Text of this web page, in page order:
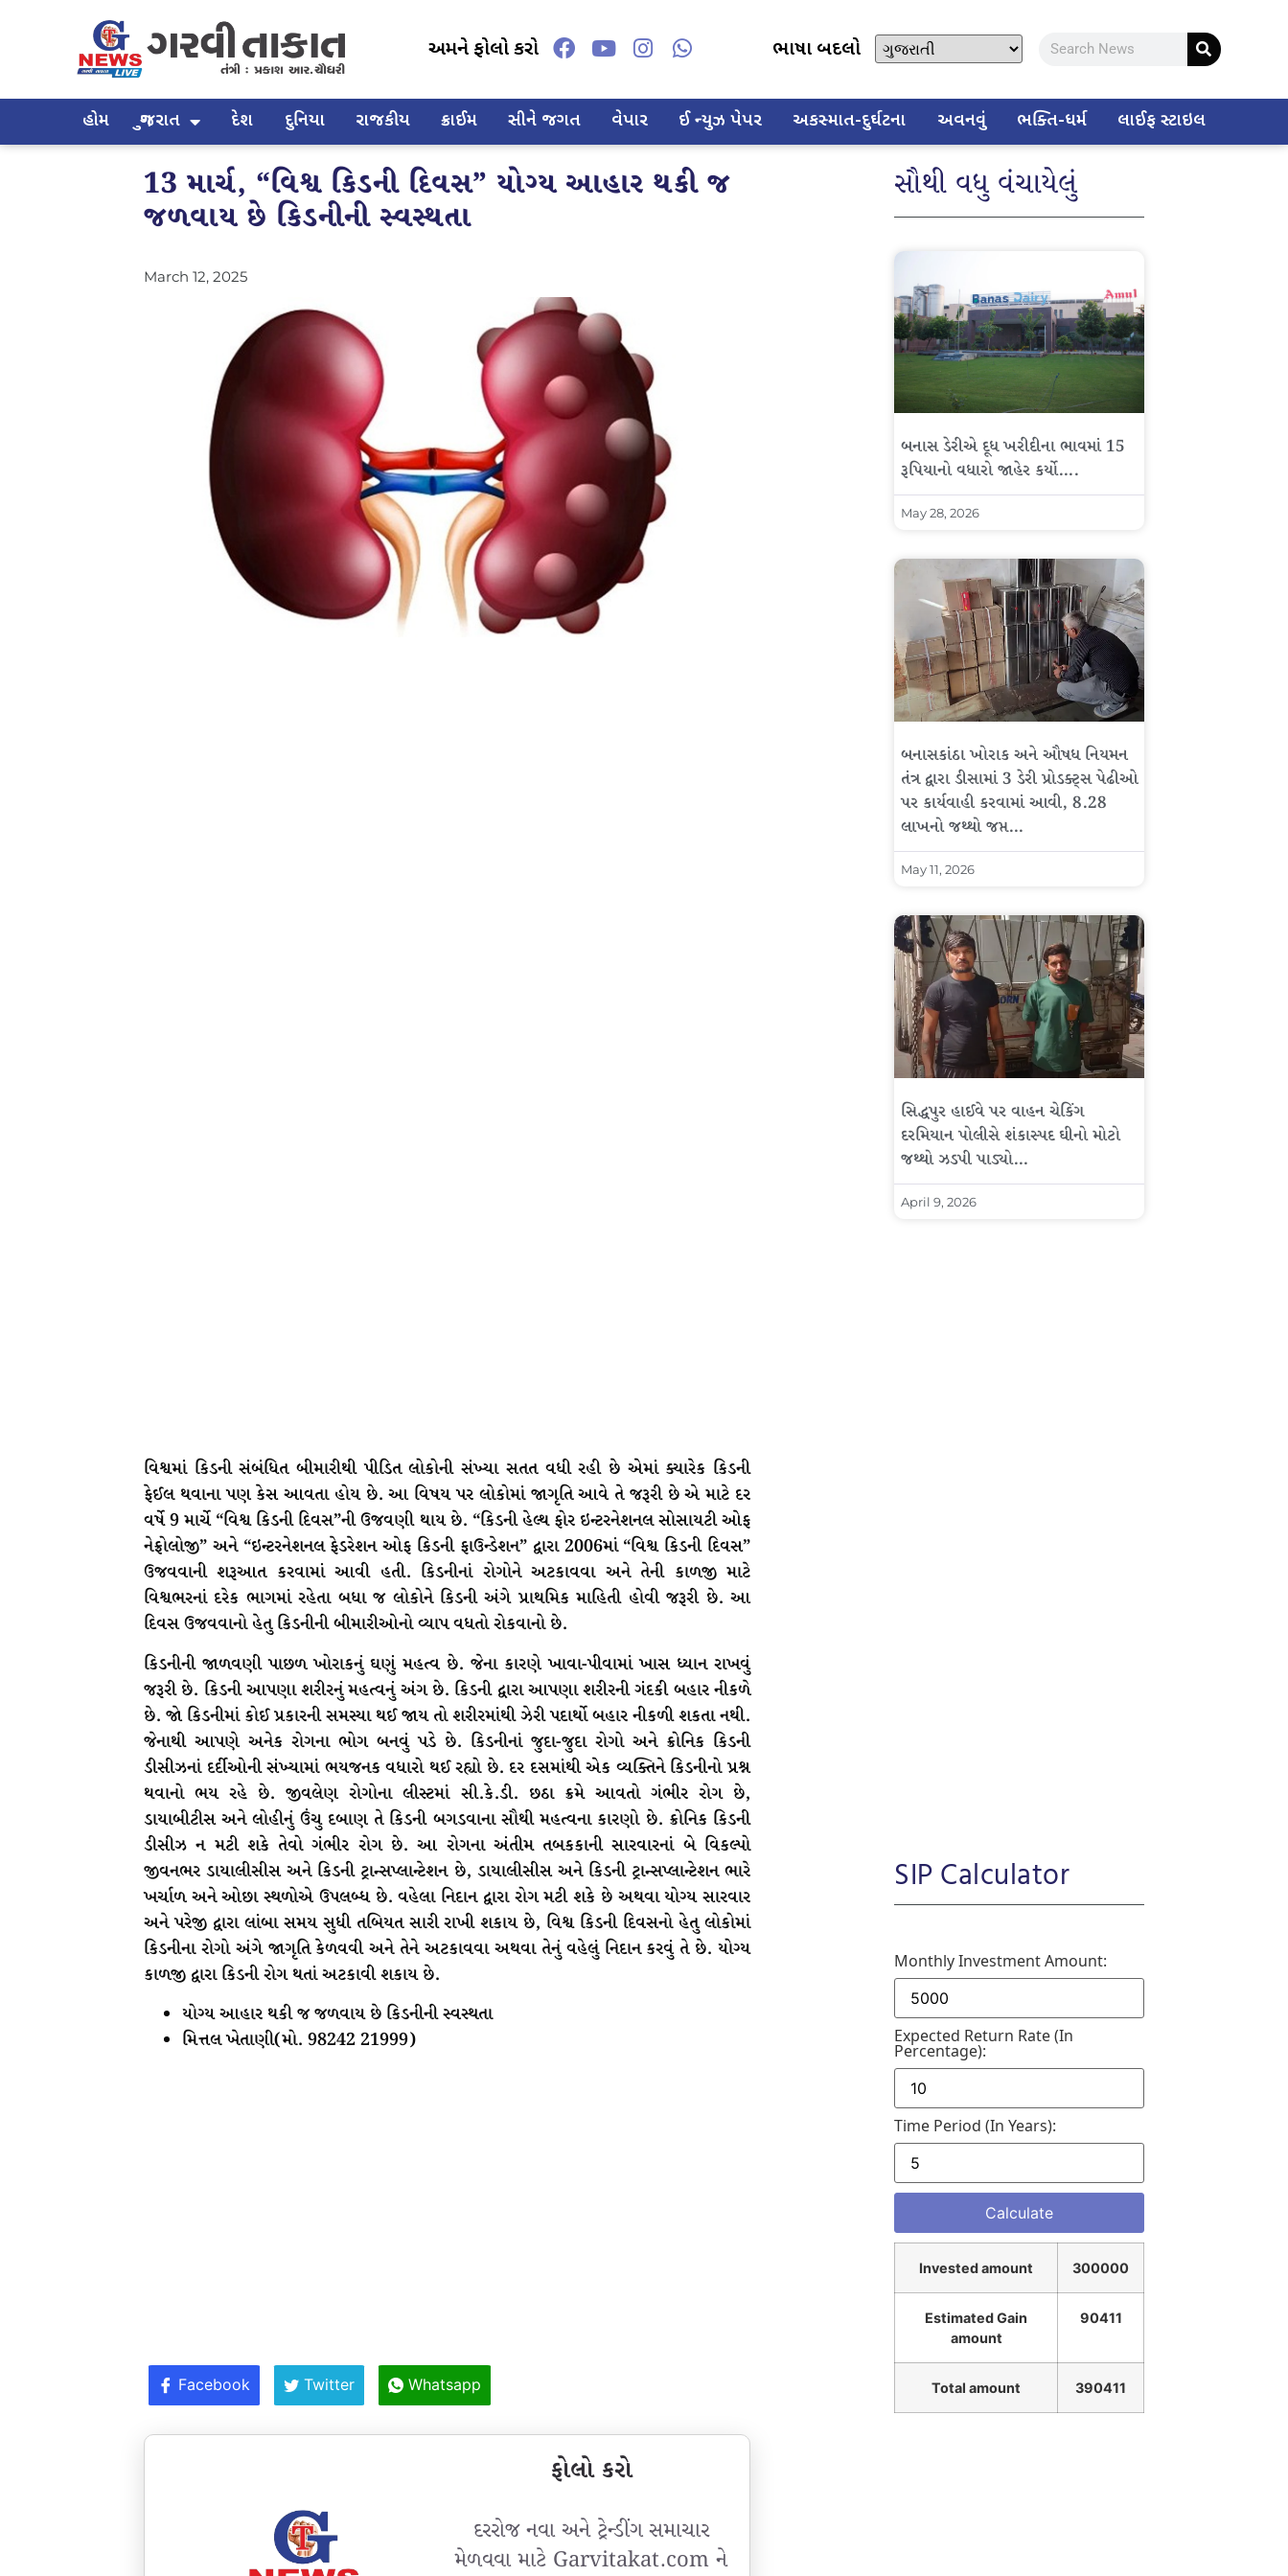
અમને ફોલો કરો ભાષા બદલો
હોમ ગુજરાત દેશ દુનિયા રાજકીય ક્રાઈમ સીને જગત વેપાર ઈ ન્યુઝ પેપર અકસ્માત-દુર્ઘટના અવનવું ભક્તિ-ધર્મ લાઈફ સ્ટાઇલ
13 માર્ચ, “વિશ્વ કિડની દિવસ” યોગ્ય આહાર થકી જ
જળવાય છે કિડનીની સ્વસ્થતા
March 12, 2025
વિશ્વમાં કિડની સંબંધિત બીમારીથી પીડિત લોકોની સંખ્યા સતત વધી રહી છે એમાં ક્યારેક કિડની
ફેઈલ થવાના પણ કેસ આવતા હોય છે. આ વિષય પર લોકોમાં જાગૃતિ આવે તે જરૂરી છે એ માટે દર
વર્ષે 9 માર્ચે “વિશ્વ કિડની દિવસ”ની ઉજવણી થાય છે. “કિડની હેલ્થ ફોર ઇન્ટરનેશનલ સોસાયટી ઓફ
નેફ્રોલોજી” અને “ઇન્ટરનેશનલ ફેડરેશન ઓફ કિડની ફાઉન્ડેશન” દ્વારા 2006માં “વિશ્વ કિડની દિવસ”
ઉજવવાની શરૂઆત કરવામાં આવી હતી. કિડનીનાં રોગોને અટકાવવા અને તેની કાળજી માટે
વિશ્વભરનાં દરેક ભાગમાં રહેતા બધા જ લોકોને કિડની અંગે પ્રાથમિક માહિતી હોવી જરૂરી છે. આ
દિવસ ઉજવવાનો હેતુ કિડનીની બીમારીઓનો વ્યાપ વધતો રોકવાનો છે.
કિડનીની જાળવણી પાછળ ખોરાકનું ઘણું મહત્વ છે. જેના કારણે ખાવા-પીવામાં ખાસ ધ્યાન રાખવું
જરૂરી છે. કિડની આપણા શરીરનું મહત્વનું અંગ છે. કિડની દ્વારા આપણા શરીરની ગંદકી બહાર નીકળે
છે. જો કિડનીમાં કોઈ પ્રકારની સમસ્યા થઈ જાય તો શરીરમાંથી ઝેરી પદાર્થો બહાર નીકળી શકતા નથી.
જેનાથી આપણે અનેક રોગના ભોગ બનવું પડે છે. કિડનીનાં જુદા-જુદા રોગો અને ક્રોનિક કિડની
ડીસીઝનાં દર્દીઓની સંખ્યામાં ભયજનક વધારો થઈ રહ્યો છે. દર દસમાંથી એક વ્યક્તિને કિડનીનો પ્રશ્ન
થવાનો ભય રહે છે. જીવલેણ રોગોના લીસ્ટમાં સી.કે.ડી. છઠા ક્રમે આવતો ગંભીર રોગ છે,
ડાયાબીટીસ અને લોહીનું ઉંચુ દબાણ તે કિડની બગડવાના સૌથી મહત્વના કારણો છે. ક્રોનિક કિડની
ડીસીઝ ન મટી શકે તેવો ગંભીર રોગ છે. આ રોગના અંતીમ તબકકાની સારવારનાં બે વિકલ્પો
જીવનભર ડાયાલીસીસ અને કિડની ટ્રાન્સપ્લાન્ટેશન છે, ડાયાલીસીસ અને કિડની ટ્રાન્સપ્લાન્ટેશન ભારે
ખર્ચાળ અને ઓછા સ્થળોએ ઉપલબ્ધ છે. વહેલા નિદાન દ્વારા રોગ મટી શકે છે અથવા યોગ્ય સારવાર
અને પરેજી દ્વારા લાંબા સમય સુધી તબિયત સારી રાખી શકાય છે, વિશ્વ કિડની દિવસનો હેતુ લોકોમાં
કિડનીના રોગો અંગે જાગૃતિ કેળવવી અને તેને અટકાવવા અથવા તેનું વહેલું નિદાન કરવું તે છે. યોગ્ય
કાળજી દ્વારા કિડની રોગ થતાં અટકાવી શકાય છે.
યોગ્ય આહાર થકી જ જળવાય છે કિડનીની સ્વસ્થતા
મિત્તલ ખેતાણી(મો. 98242 21999)
Facebook Twitter Whatsapp
ફોલો કરો
દરરોજ નવા અને ટ્રેન્ડીંગ સમાચાર
મેળવવા માટે Garvitakat.com ને
સૌથી વધુ વંચાયેલું
બનાસ ડેરીએ દૂધ ખરીદીના ભાવમાં 15
રૂપિયાનો વધારો જાહેર કર્યો….
May 28, 2026
બનાસકાંઠા ખોરાક અને ઔષધ નિયમન
તંત્ર દ્વારા ડીસામાં 3 ડેરી પ્રોડક્ટ્સ પેઢીઓ
પર કાર્યવાહી કરવામાં આવી, 8.28
લાખનો જથ્થો જપ્ત…
May 11, 2026
સિદ્ધપુર હાઈવે પર વાહન ચેકિંગ
દરમિયાન પોલીસે શંકાસ્પદ ઘીનો મોટો
જથ્થો ઝડપી પાડ્યો…
April 9, 2026
SIP Calculator
Monthly Investment Amount:
Expected Return Rate (in
Percentage):
Time Period (in Years):
Invested amount 300000
Estimated Gain
amount
90411
Total amount 390411